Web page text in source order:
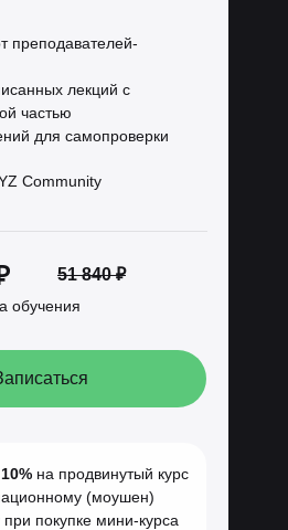
51 840 ₽
обучения
преподавателей-
лекций с
частью
для самопроверки
Community
на продвинутый курс
(моушен)
при покупке мини-курса